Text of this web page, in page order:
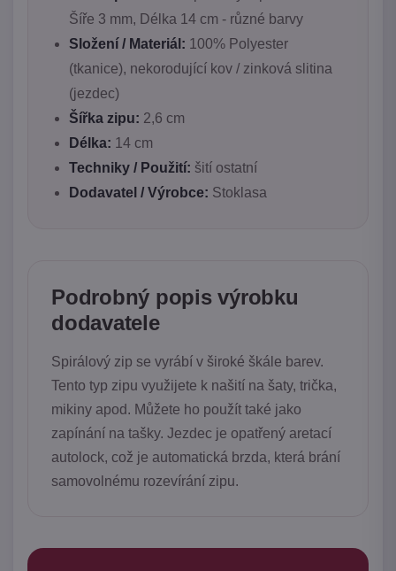
Šíře 3 mm, Délka 14 cm - různé barvy
Složení / Materiál: 100% Polyester
(tkanice), nekorodující kov / zinková slitina
(jezdec)
Šířka zipu: 2,6 cm
Délka: 14 cm
Techniky / Použití: šití ostatní
Dodavatel / Výrobce: Stoklasa
Podrobný popis výrobku
dodavatele
Spirálový zip se vyrábí v široké škále barev.
Tento typ zipu využijete k našití na šaty, trička,
mikiny apod. Můžete ho použít také jako
zapínání na tašky. Jezdec je opatřený aretací
autolock, což je automatická brzda, která brání
samovolnému rozevírání zipu.